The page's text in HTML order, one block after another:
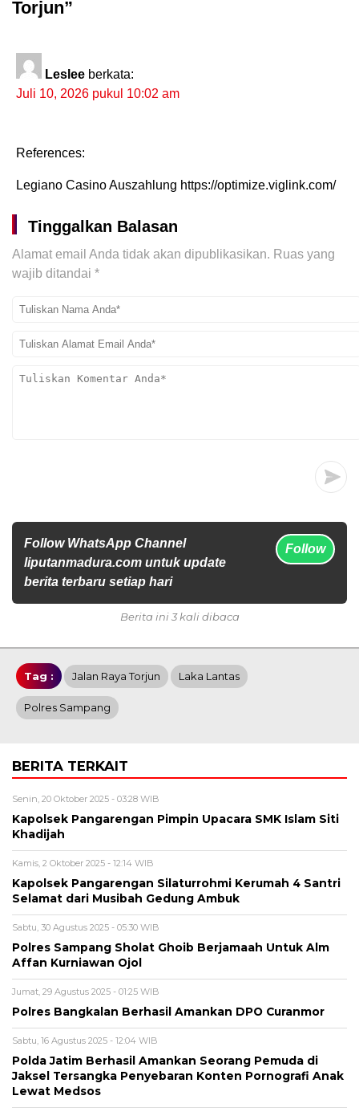
Torjun”
Leslee berkata:
Juli 10, 2026 pukul 10:02 am
References:
Legiano Casino Auszahlung https://optimize.viglink.com/
Tinggalkan Balasan
Alamat email Anda tidak akan dipublikasikan. Ruas yang
wajib ditandai *
Follow WhatsApp Channel
liputanmadura.com untuk update
berita terbaru setiap hari
Follow
Berita ini 3 kali dibaca
Tag : Jalan Raya Torjun Laka Lantas
Polres Sampang
BERITA TERKAIT
Senin, 20 Oktober 2025 - 03:28 WIB
Kapolsek Pangarengan Pimpin Upacara SMK Islam Siti
Khadijah
Kamis, 2 Oktober 2025 - 12:14 WIB
Kapolsek Pangarengan Silaturrohmi Kerumah 4 Santri
Selamat dari Musibah Gedung Ambuk
Sabtu, 30 Agustus 2025 - 05:30 WIB
Polres Sampang Sholat Ghoib Berjamaah Untuk Alm
Affan Kurniawan Ojol
Jumat, 29 Agustus 2025 - 01:25 WIB
Polres Bangkalan Berhasil Amankan DPO Curanmor
Sabtu, 16 Agustus 2025 - 12:04 WIB
Polda Jatim Berhasil Amankan Seorang Pemuda di
Jaksel Tersangka Penyebaran Konten Pornografi Anak
Lewat Medsos